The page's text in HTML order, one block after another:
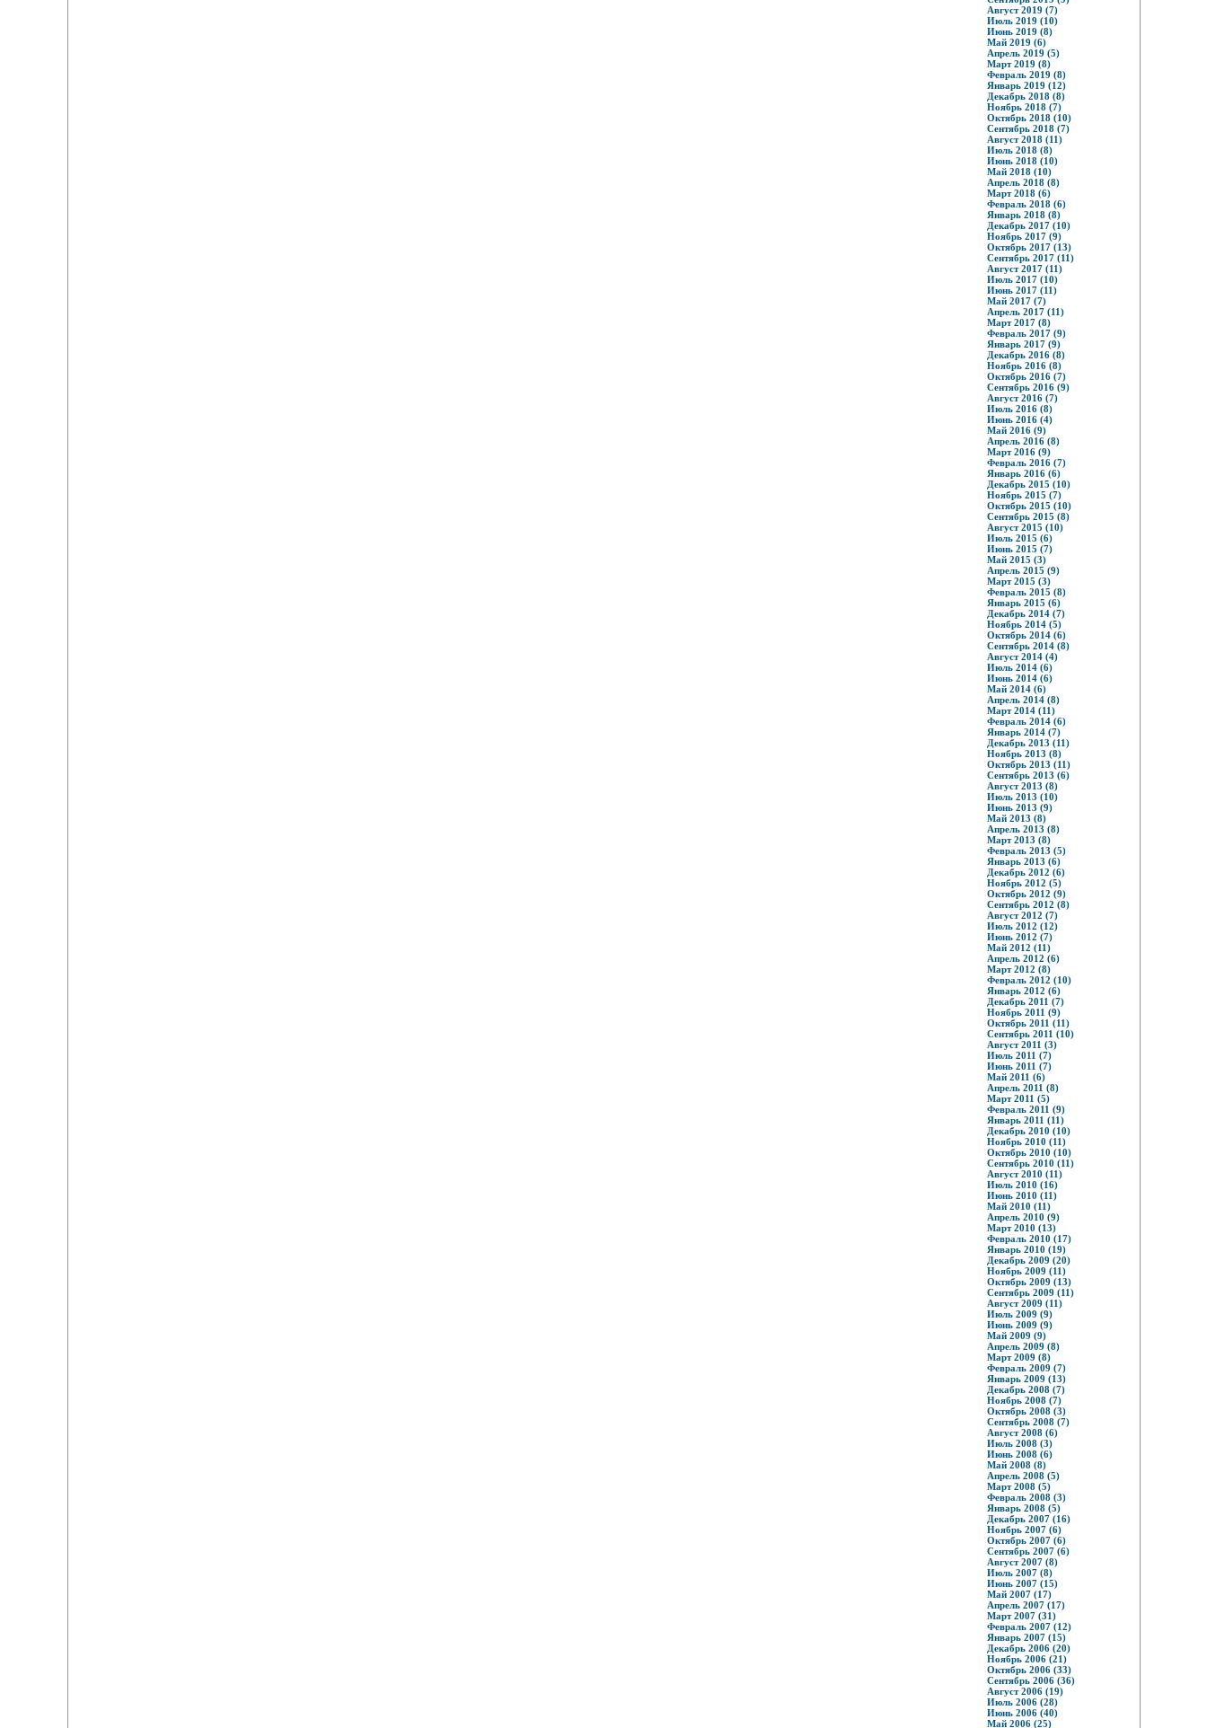
Август 2019 (7)
Июль 2019 (10)
Июнь 2019 (8)
Май 2019 (6)
Апрель 2019 (5)
Март 2019 (8)
Февраль 2019 (8)
Январь 2019 (12)
Декабрь 2018 (8)
Ноябрь 2018 (7)
Октябрь 2018 (10)
Сентябрь 2018 (7)
Август 2018 (11)
Июль 2018 (8)
Июнь 2018 (10)
Май 2018 (10)
Апрель 2018 (8)
Март 2018 (6)
Февраль 2018 (6)
Январь 2018 (8)
Декабрь 2017 (10)
Ноябрь 2017 (9)
Октябрь 2017 (13)
Сентябрь 2017 (11)
Август 2017 (11)
Июль 2017 (10)
Июнь 2017 (11)
Май 2017 (7)
Апрель 2017 (11)
Март 2017 (8)
Февраль 2017 (9)
Январь 2017 (9)
Декабрь 2016 (8)
Ноябрь 2016 (8)
Октябрь 2016 (7)
Сентябрь 2016 (9)
Август 2016 (7)
Июль 2016 (8)
Июнь 2016 (4)
Май 2016 (9)
Апрель 2016 (8)
Март 2016 (9)
Февраль 2016 (7)
Январь 2016 (6)
Декабрь 2015 (10)
Ноябрь 2015 (7)
Октябрь 2015 (10)
Сентябрь 2015 (8)
Август 2015 (10)
Июль 2015 (6)
Июнь 2015 (7)
Май 2015 (3)
Апрель 2015 (9)
Март 2015 (3)
Февраль 2015 (8)
Январь 2015 (6)
Декабрь 2014 (7)
Ноябрь 2014 (5)
Октябрь 2014 (6)
Сентябрь 2014 (8)
Август 2014 (4)
Июль 2014 (6)
Июнь 2014 (6)
Май 2014 (6)
Апрель 2014 (8)
Март 2014 (11)
Февраль 2014 (6)
Январь 2014 (7)
Декабрь 2013 (11)
Ноябрь 2013 (8)
Октябрь 2013 (11)
Сентябрь 2013 (6)
Август 2013 (8)
Июль 2013 (10)
Июнь 2013 (9)
Май 2013 (8)
Апрель 2013 (8)
Март 2013 (8)
Февраль 2013 (5)
Январь 2013 (6)
Декабрь 2012 (6)
Ноябрь 2012 (5)
Октябрь 2012 (9)
Сентябрь 2012 (8)
Август 2012 (7)
Июль 2012 (12)
Июнь 2012 (7)
Май 2012 (11)
Апрель 2012 (6)
Март 2012 (8)
Февраль 2012 (10)
Январь 2012 (6)
Декабрь 2011 (7)
Ноябрь 2011 (9)
Октябрь 2011 (11)
Сентябрь 2011 (10)
Август 2011 (3)
Июль 2011 (7)
Июнь 2011 (7)
Май 2011 (6)
Апрель 2011 (8)
Март 2011 (5)
Февраль 2011 (9)
Январь 2011 (11)
Декабрь 2010 (10)
Ноябрь 2010 (11)
Октябрь 2010 (10)
Сентябрь 2010 (11)
Август 2010 (11)
Июль 2010 (16)
Июнь 2010 (11)
Май 2010 (11)
Апрель 2010 (9)
Март 2010 (13)
Февраль 2010 (17)
Январь 2010 (19)
Декабрь 2009 (20)
Ноябрь 2009 (11)
Октябрь 2009 (13)
Сентябрь 2009 (11)
Август 2009 (11)
Июль 2009 (9)
Июнь 2009 (9)
Май 2009 (9)
Апрель 2009 (8)
Март 2009 (8)
Февраль 2009 (7)
Январь 2009 (13)
Декабрь 2008 (7)
Ноябрь 2008 (7)
Октябрь 2008 (3)
Сентябрь 2008 (7)
Август 2008 (6)
Июль 2008 (3)
Июнь 2008 (6)
Май 2008 (8)
Апрель 2008 (5)
Март 2008 (5)
Февраль 2008 (3)
Январь 2008 (5)
Декабрь 2007 (16)
Ноябрь 2007 (6)
Октябрь 2007 (6)
Сентябрь 2007 (6)
Август 2007 (8)
Июль 2007 (8)
Июнь 2007 (15)
Май 2007 (17)
Апрель 2007 (17)
Март 2007 (31)
Февраль 2007 (12)
Январь 2007 (15)
Декабрь 2006 (20)
Ноябрь 2006 (21)
Октябрь 2006 (33)
Сентябрь 2006 (36)
Август 2006 (19)
Июль 2006 (28)
Июнь 2006 (40)
Май 2006 (25)